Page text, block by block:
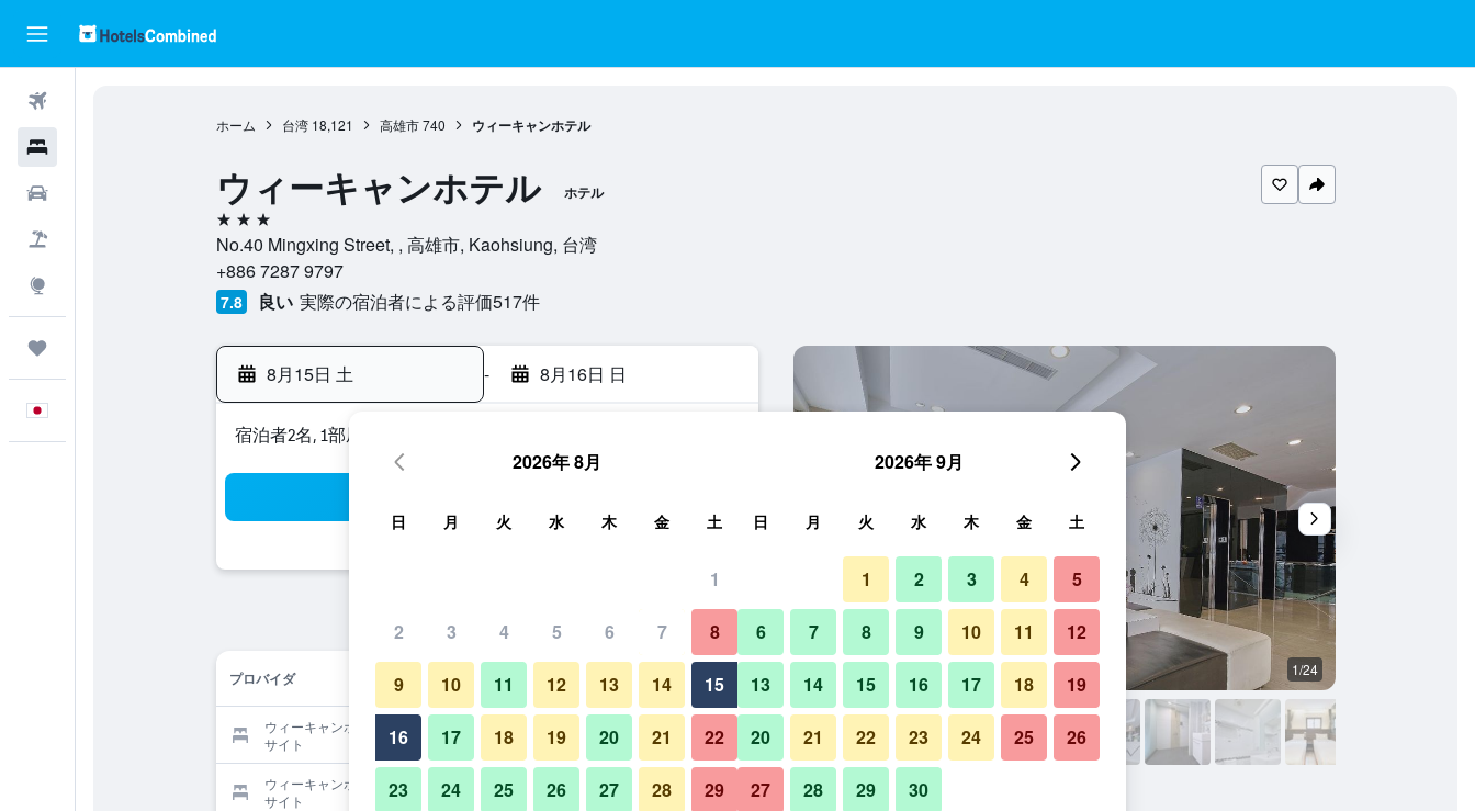
ホーム 台湾 18,121 高雄市 740 ウィーキャンホテル
ウィーキャンホテル ホテル
3つ星
No.40 Mingxing Street, , 高雄市, Kaohsiung, 台湾
+886 7287 9797
7.8 良い 実際の宿泊者による評価517​件
8月15日 土 - 8月16日 日
宿泊者2名, 1​部屋
プロバイダ
ウィーキャンホテルを提供する予約
サイト
料金を表示
ウィーキャンホテルを提供する予約
サイト
料金を表示
ロビー 1/24
ウィーキャンホテルの写真
2026年 8月
日 月 火 水 木 金 土
1
2 3 4 5 6 7 8
9 10 11 12 13 14 15
16 17 18 19 20 21 22
23 24 25 26 27 28 29
2026年 9月
日 月 火 水 木 金 土
1 2 3 4 5
6 7 8 9 10 11 12
13 14 15 16 17 18 19
20 21 22 23 24 25 26
27 28 29 30